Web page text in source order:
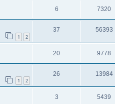
6 7320
1 2
37 56393
20 9778
1 2
26 13984
3 5439